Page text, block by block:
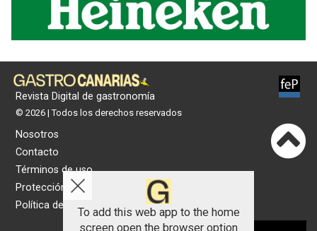
Revista Digital de gastronomía
© 2026 | Todos los derechos reservados
Nosotros
Contacto
Términos de uso
Protección de datos
Política de cookies
To add this web app to the home
screen open the browser option